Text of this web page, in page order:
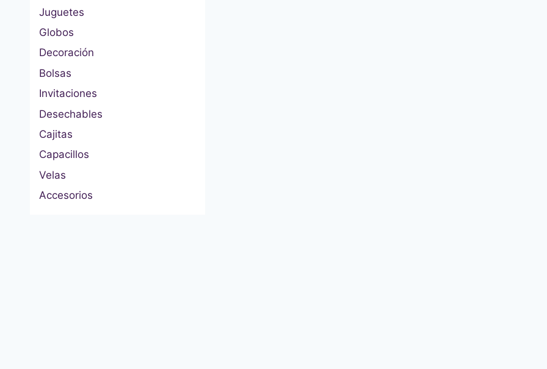
Juguetes
Globos
Decoración
Bolsas
Invitaciones
Desechables
Cajitas
Capacillos
Velas
Accesorios